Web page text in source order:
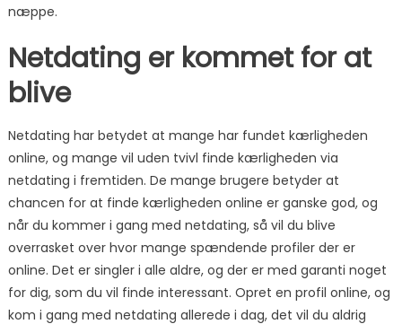
næppe.
Netdating er kommet for at
blive
Netdating har betydet at mange har fundet kærligheden
online, og mange vil uden tvivl finde kærligheden via
netdating i fremtiden. De mange brugere betyder at
chancen for at finde kærligheden online er ganske god, og
når du kommer i gang med netdating, så vil du blive
overrasket over hvor mange spændende profiler der er
online. Det er singler i alle aldre, og der er med garanti noget
for dig, som du vil finde interessant. Opret en profil online, og
kom i gang med netdating allerede i dag, det vil du aldrig